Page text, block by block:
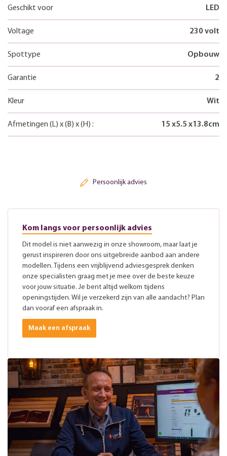
Geschikt voor LED
Voltage 230 volt
Spottype Opbouw
Garantie 2
Kleur Wit
Afmetingen (L) x(B) x(H) : 15 x5.5 x13.8cm
Persoonlijk advies
Kom langs voor persoonlijk advies
Dit model is niet aanwezig in onze showroom, maar laat je
gerust inspireren door ons uitgebreide aanbod aan andere
modellen. Tijdens een vrijblijvend adviesgesprek denken
onze specialisten graag met je mee over de beste keuze
voor jouw situatie. Je bent altijd welkom tijdens
openingstijden. Wil je verzekerd zijn van alle aandacht? Plan
dan vooraf een afspraak in.
Maak een afspraak